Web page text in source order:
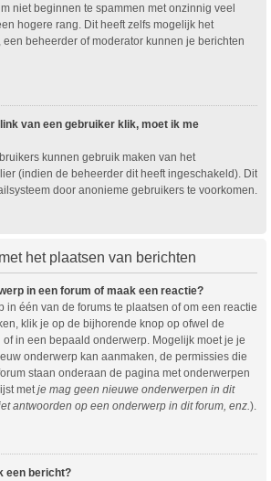
niet beginnen te spammen met onzinnig veel
hogere rang. Dit heeft zelfs mogelijk het
beheerder of moderator kunnen je berichten
van een gebruiker klik, moet ik me
kunnen gebruik maken van het
(indien de beheerder dit heeft ingeschakeld). Dit
door anonieme gebruikers te voorkomen.
het plaatsen van berichten
in een forum of maak een reactie?
in één van de forums te plaatsen of om een reactie
klik je op de bijhorende knop op ofwel de
in een bepaald onderwerp. Mogelijk moet je je
onderwerp kan aanmaken, de permissies die
staan onderaan de pagina met onderwerpen
met je mag geen nieuwe onderwerpen in dit
antwoorden op een onderwerp in dit forum, enz. ).
een bericht?